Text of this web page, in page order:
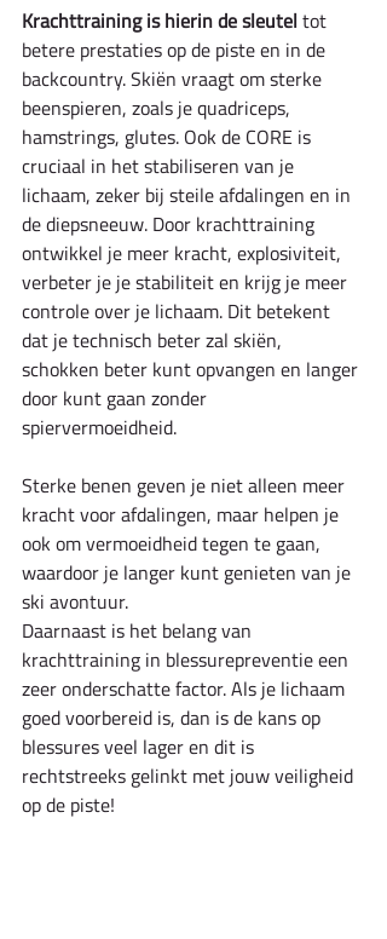
Krachttraining is hierin de sleutel tot
betere prestaties op de piste en in de
backcountry. Skiën vraagt om sterke
beenspieren, zoals je quadriceps,
hamstrings, glutes. Ook de CORE is
cruciaal in het stabiliseren van je
lichaam, zeker bij steile afdalingen en in
de diepsneeuw. Door krachttraining
ontwikkel je meer kracht, explosiviteit,
verbeter je je stabiliteit en krijg je meer
controle over je lichaam. Dit betekent
dat je technisch beter zal skiën,
schokken beter kunt opvangen en langer
door kunt gaan zonder
spiervermoeidheid.
Sterke benen geven je niet alleen meer
kracht voor afdalingen, maar helpen je
ook om vermoeidheid tegen te gaan,
waardoor je langer kunt genieten van je
ski avontuur.
Daarnaast is het belang van
krachttraining in blessurepreventie een
zeer onderschatte factor. Als je lichaam
goed voorbereid is, dan is de kans op
blessures veel lager en dit is
rechtstreeks gelinkt met jouw veiligheid
op de piste!